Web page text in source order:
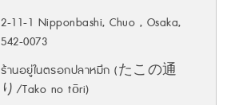
2-11-1 Nipponbashi, Chuo , Osaka,
542-0073
ร้านอยู่ในตรอกปลาหมึก (たこの通
り/Tako no tōri)